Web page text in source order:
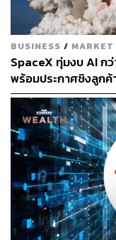
เครื่องคอมพิวเตอร์
กับโมเดลและฟังก์ชัน
งานทั่วไปได้ดียิ่งขึ้น
กำลังได้รับการปรับป
(Prompts) ที่ใช้ AI ใ
ยิ่งขึ้น อุปกรณ์ใหม่เ
เล่นเกม ทำให้แล็ปท็
Nvidia ระบุ
อ้างอิง:
https://
1/nvidia-
el-and-
BUSINESS / MARKET
SpaceX ทุ่มงบ AI ก
พร้อมประกาศชิงลูก